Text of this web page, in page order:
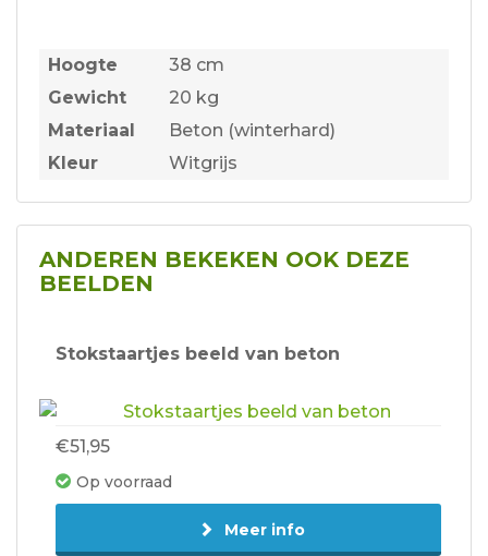
Hoogte
38 cm
Gewicht
20 kg
Materiaal
Beton (winterhard)
Kleur
Witgrijs
ANDEREN BEKEKEN OOK DEZE
BEELDEN
Stokstaartjes beeld van beton
€51,95
Op voorraad
Meer info